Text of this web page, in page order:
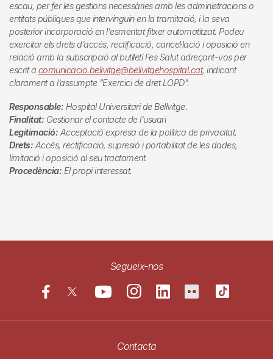
escau, per fer les gestions necessàries amb les administracions o
entitats públiques que intervinguin en la tramitació, i la seva
posterior incorporació en l'esmentat fitxer automatitzat. Podeu
exercitar els drets d’accés, rectificació, cancel·lació i oposició en
relació amb la subscripció al butlletíFes Salutadreçant-vos per
escrit a comunicacio.bellvitge@bellvitgehospital.cat, indicant
clarament a l’assumpte "Exercici de dret LOPD".
Responsable: Hospital Universitari de Bellvitge.
Finalitat: Gestionar el contacte de l'usuari
Legitimació: Acceptació expresa de la política de privacitat.
Drets: Accés, rectificació, supresió i portabilitat de les dades,
limitació i oposició al seu tractament.
Procedència: El propi interessat.
Segueix-nos
Contacta